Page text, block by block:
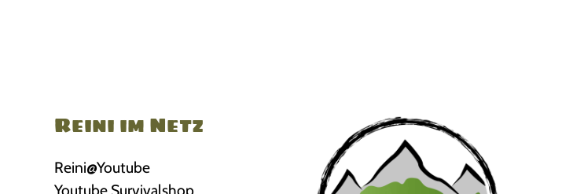
Reini im Netz
Reini@Youtube
Youtube Survivalshop